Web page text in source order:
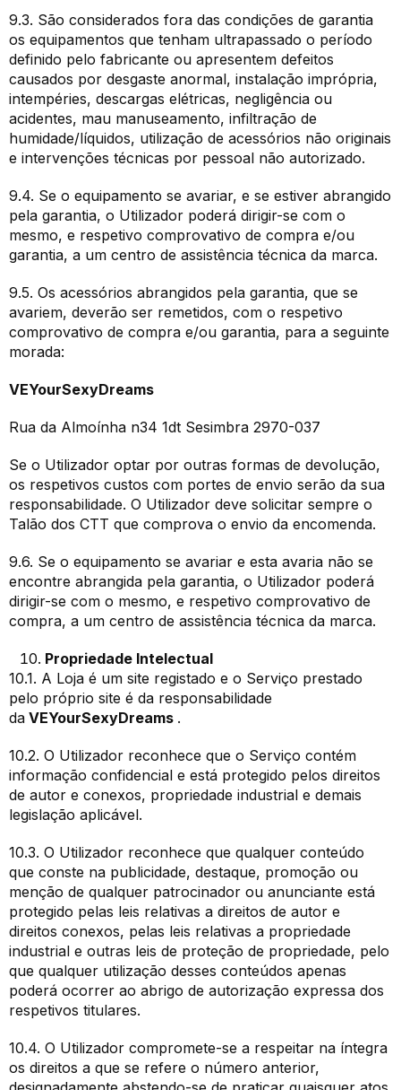
9.3. São considerados fora das condições de garantia
os equipamentos que tenham ultrapassado o período
definido pelo fabricante ou apresentem defeitos
causados por desgaste anormal, instalação imprópria,
intempéries, descargas elétricas, negligência ou
acidentes, mau manuseamento, infiltração de
humidade/líquidos, utilização de acessórios não originais
e intervenções técnicas por pessoal não autorizado.
9.4. Se o equipamento se avariar, e se estiver abrangido
pela garantia, o Utilizador poderá dirigir-se com o
mesmo, e respetivo comprovativo de compra e/ou
garantia, a um centro de assistência técnica da marca.
9.5. Os acessórios abrangidos pela garantia, que se
avariem, deverão ser remetidos, com o respetivo
comprovativo de compra e/ou garantia, para a seguinte
morada:
VEYourSexyDreams
Rua da Almoínha n34 1dt Sesimbra 2970-037
Se o Utilizador optar por outras formas de devolução,
os respetivos custos com portes de envio serão da sua
responsabilidade. O Utilizador deve solicitar sempre o
Talão dos CTT que comprova o envio da encomenda.
9.6. Se o equipamento se avariar e esta avaria não se
encontre abrangida pela garantia, o Utilizador poderá
dirigir-se com o mesmo, e respetivo comprovativo de
compra, a um centro de assistência técnica da marca.
Propriedade Intelectual
10.1. A Loja é um site registado e o Serviço prestado
pelo próprio site é da responsabilidade
da VEYourSexyDreams .
10.2. O Utilizador reconhece que o Serviço contém
informação confidencial e está protegido pelos direitos
de autor e conexos, propriedade industrial e demais
legislação aplicável.
10.3. O Utilizador reconhece que qualquer conteúdo
que conste na publicidade, destaque, promoção ou
menção de qualquer patrocinador ou anunciante está
protegido pelas leis relativas a direitos de autor e
direitos conexos, pelas leis relativas a propriedade
industrial e outras leis de proteção de propriedade, pelo
que qualquer utilização desses conteúdos apenas
poderá ocorrer ao abrigo de autorização expressa dos
respetivos titulares.
10.4. O Utilizador compromete-se a respeitar na íntegra
os direitos a que se refere o número anterior,